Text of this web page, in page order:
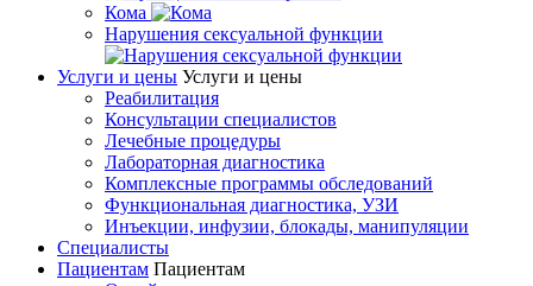
Кома
Нарушения сексуальной функции
Услуги и цены Услуги и цены
Реабилитация
Консультации специалистов
Лечебные процедуры
Лабораторная диагностика
Комплексные программы обследований
Функциональная диагностика, УЗИ
Инъекции, инфузии, блокады, манипуляции
Специалисты
Пациентам Пациентам